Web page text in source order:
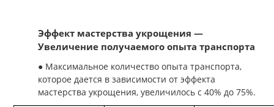
Эффект мастерства укрощения —
Увеличение получаемого опыта транспорта
● Максимальное количество опыта транспорта,
которое дается в зависимости от эффекта
мастерства укрощения, увеличилось с 40% до 75%.